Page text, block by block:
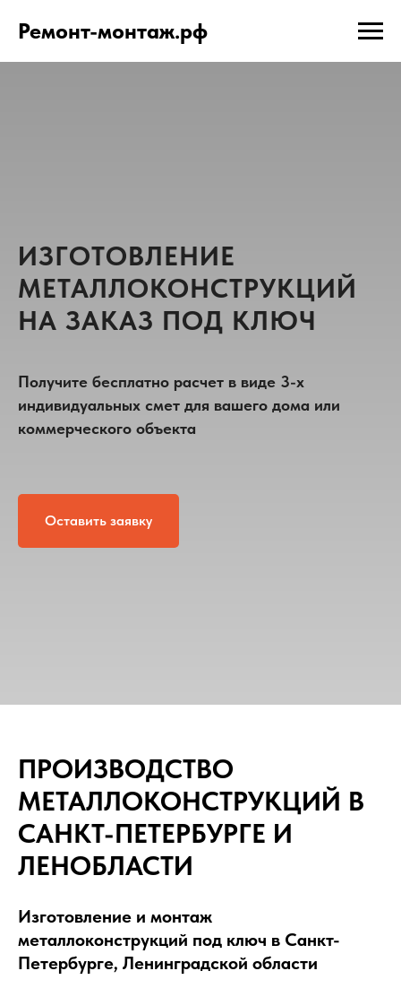
Ремонт-монтаж.рф
ИЗГОТОВЛЕНИЕ
МЕТАЛЛОКОНСТРУКЦИЙ
НА ЗАКАЗ ПОД КЛЮЧ
Получите бесплатно расчет в виде 3-х
индивидуальных смет для вашего дома или
коммерческого объекта
Оставить заявку
ПРОИЗВОДСТВО
МЕТАЛЛОКОНСТРУКЦИЙ В
САНКТ-ПЕТЕРБУРГЕ И
ЛЕНОБЛАСТИ
Изготовление и монтаж
металлоконструкций под ключ в Санкт-
Петербурге, Ленинградской области